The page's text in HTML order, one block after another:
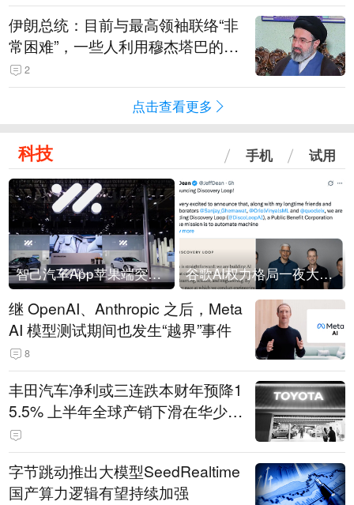
伊朗总统：目前与最高领袖联络“非
常困难”，一些人利用穆杰塔巴的正
常决策过程在伊朗内部制造分歧
2
点击查看更多
科技 手机 试用
智己汽车App苹果端突然“下架” 谷歌AI权力格局一夜大洗牌
继 OpenAI、Anthropic 之后，Meta
AI 模型测试期间也发生“越界”事件
8
丰田汽车净利或三连跌本财年预降1
5.5% 上半年全球产销下滑在华少卖
14.3万辆
字节跳动推出大模型SeedRealtime
国产算力逻辑有望持续加强